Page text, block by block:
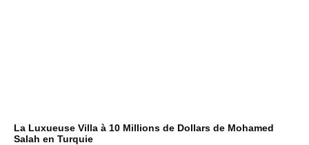
La Luxueuse Villa à 10 Millions de Dollars de Mohamed
Salah en Turquie